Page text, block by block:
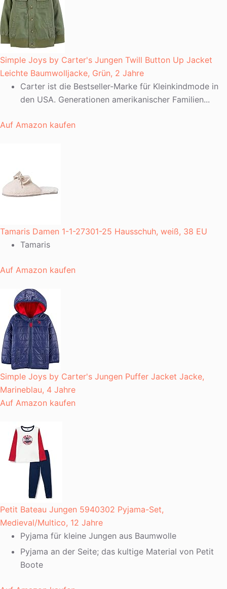
Simple Joys by Carter's Jungen Twill Button Up Jacket
Leichte Baumwolljacke, Grün, 2 Jahre
Carter ist die Bestseller-Marke für Kleinkindmode in
den USA. Generationen amerikanischer Familien...
Auf Amazon kaufen
Tamaris Damen 1-1-27301-25 Hausschuh, weiß, 38 EU
Tamaris
Auf Amazon kaufen
Simple Joys by Carter's Jungen Puffer Jacket Jacke,
Marineblau, 4 Jahre
Auf Amazon kaufen
Petit Bateau Jungen 5940302 Pyjama-Set,
Medieval/Multico, 12 Jahre
Pyjama für kleine Jungen aus Baumwolle
Pyjama an der Seite; das kultige Material von Petit
Boote